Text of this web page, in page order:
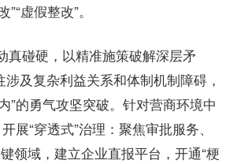
虚假整改”。
真碰硬，以精准施策破解深层矛
及复杂利益关系和体制机制障碍，
”的勇气攻坚突破。针对营商环境中
展“穿透式”治理：聚焦审批服务、
领域，建立企业直报平台，开通“梗